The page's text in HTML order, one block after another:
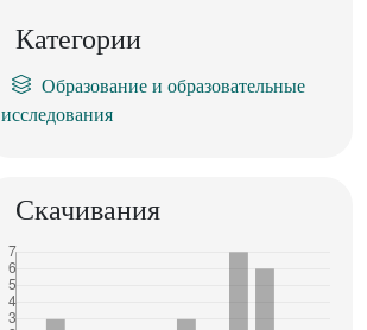
Категории
Образование и образовательные
исследования
Скачивания